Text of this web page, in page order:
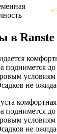
в
поднимется
условиям
не
поднимется
условиям
не